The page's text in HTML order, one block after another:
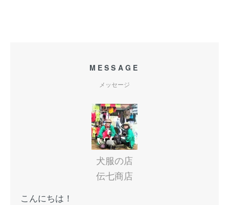
MESSAGE
メッセージ
犬服の店
伝七商店
こんにちは！